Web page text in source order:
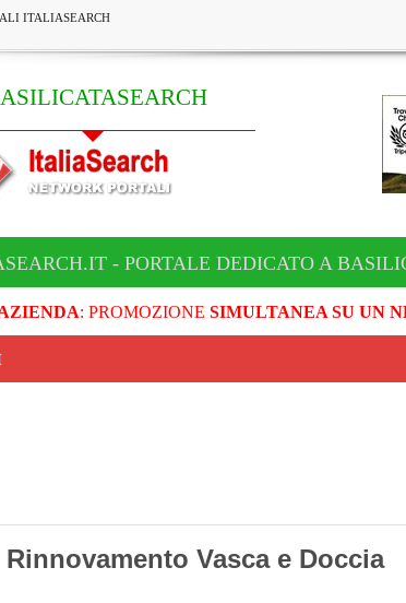
ITALIASEARCH
- PORTALE DEDICATO A
: PROMOZIONE SIMULTANEA SU UN
Rinnovamento Vasca e Doccia